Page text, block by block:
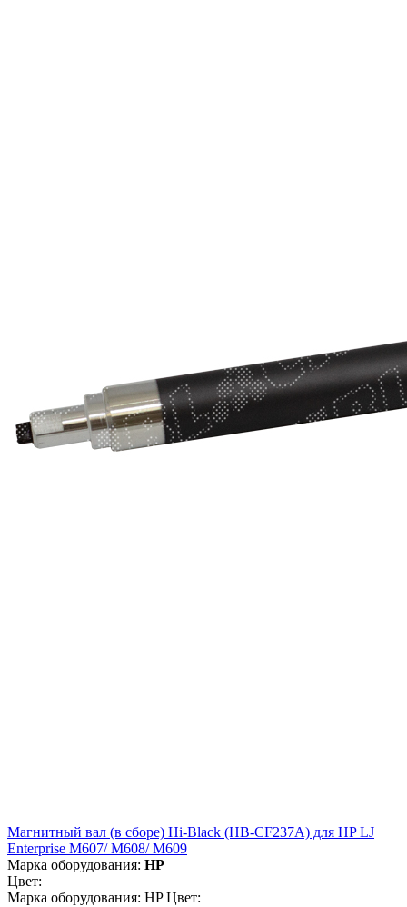
Магнитный вал (в сборе) Hi-Black (HB-CF237A) для HP LJ
Enterprise M607/ M608/ M609
Марка оборудования: HP
Цвет:
Марка оборудования: HP Цвет: